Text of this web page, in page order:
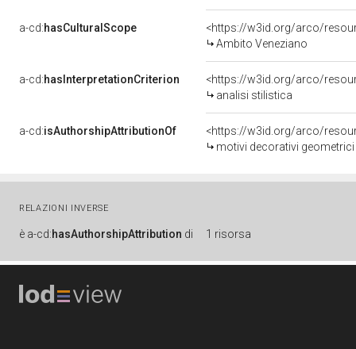
a-cd:hasCulturalScope
<https://w3id.org/arco/
Ambito Veneziano
a-cd:hasInterpretationCriterion
<https://w3id.org/arco/
analisi stilistica
a-cd:isAuthorshipAttributionOf
<https://w3id.org/arco/
motivi decorativi
RELAZIONI INVERSE
è a-cd:hasAuthorshipAttribution di 1 risorsa